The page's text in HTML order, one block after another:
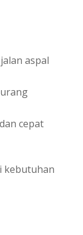
aspal
cepat
kebutuhan